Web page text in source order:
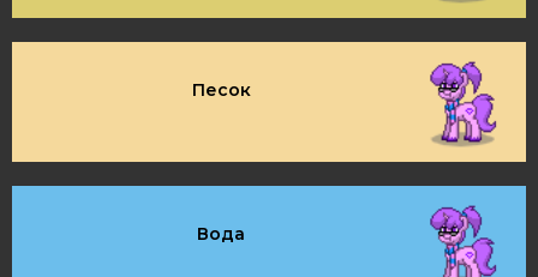
Песок
Вода